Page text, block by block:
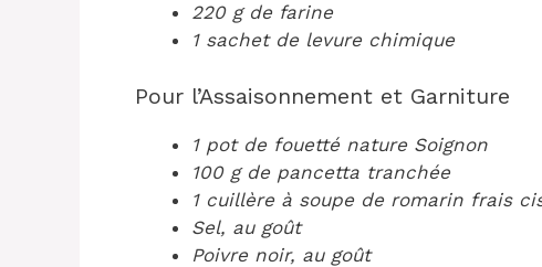
220 g de farine
1 sachet de levure chimique
Pour l’Assaisonnement et Garniture
1 pot de fouetté nature Soignon
100 g de pancetta tranchée
1 cuillère à soupe de romarin frais
Sel, au goût
Poivre noir, au goût